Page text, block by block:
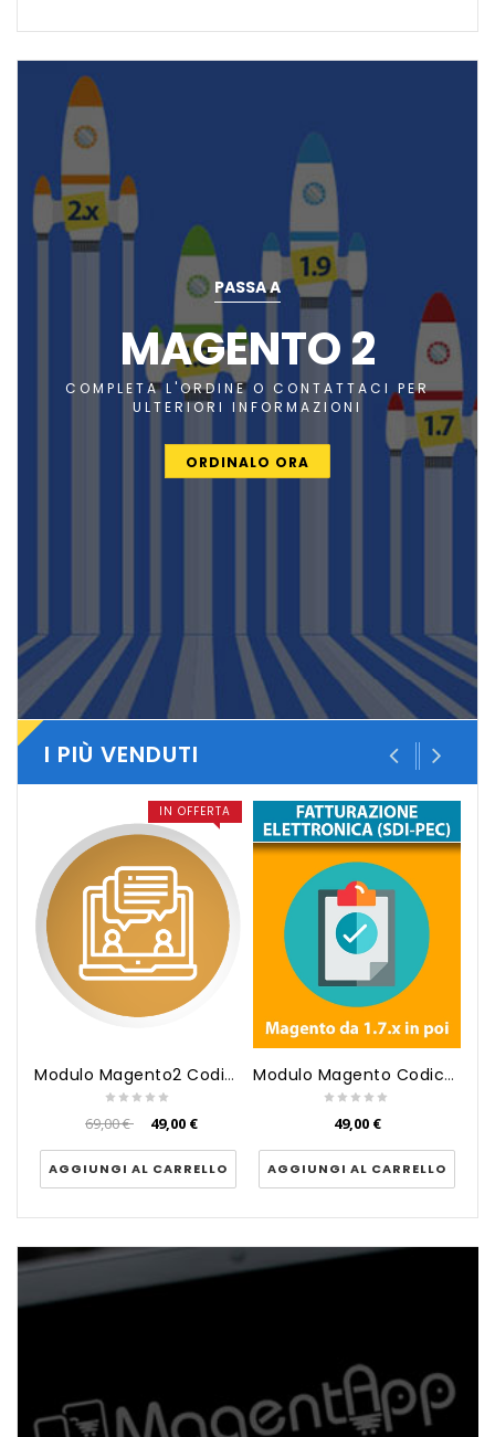
PASSA A
MAGENTO 2
COMPLETA L'ORDINE O CONTATTACI PER
ULTERIORI INFORMAZIONI
ORDINALO ORA
I PIÙ VENDUTI
IN OFFERTA
Modulo Magento2 Codice SDI, Pe...
69,00 € 49,00 €
AGGIUNGI AL CARRELLO
Modulo Magento Codice SDI, Pec...
49,00 €
AGGIUNGI AL CARRELLO